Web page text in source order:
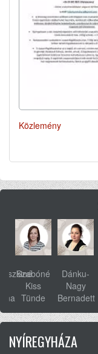
Közlemény
Szabóné
Kiss
Tünde
Dánku-
Nagy
Bernadett
NYÍREGYHÁZA